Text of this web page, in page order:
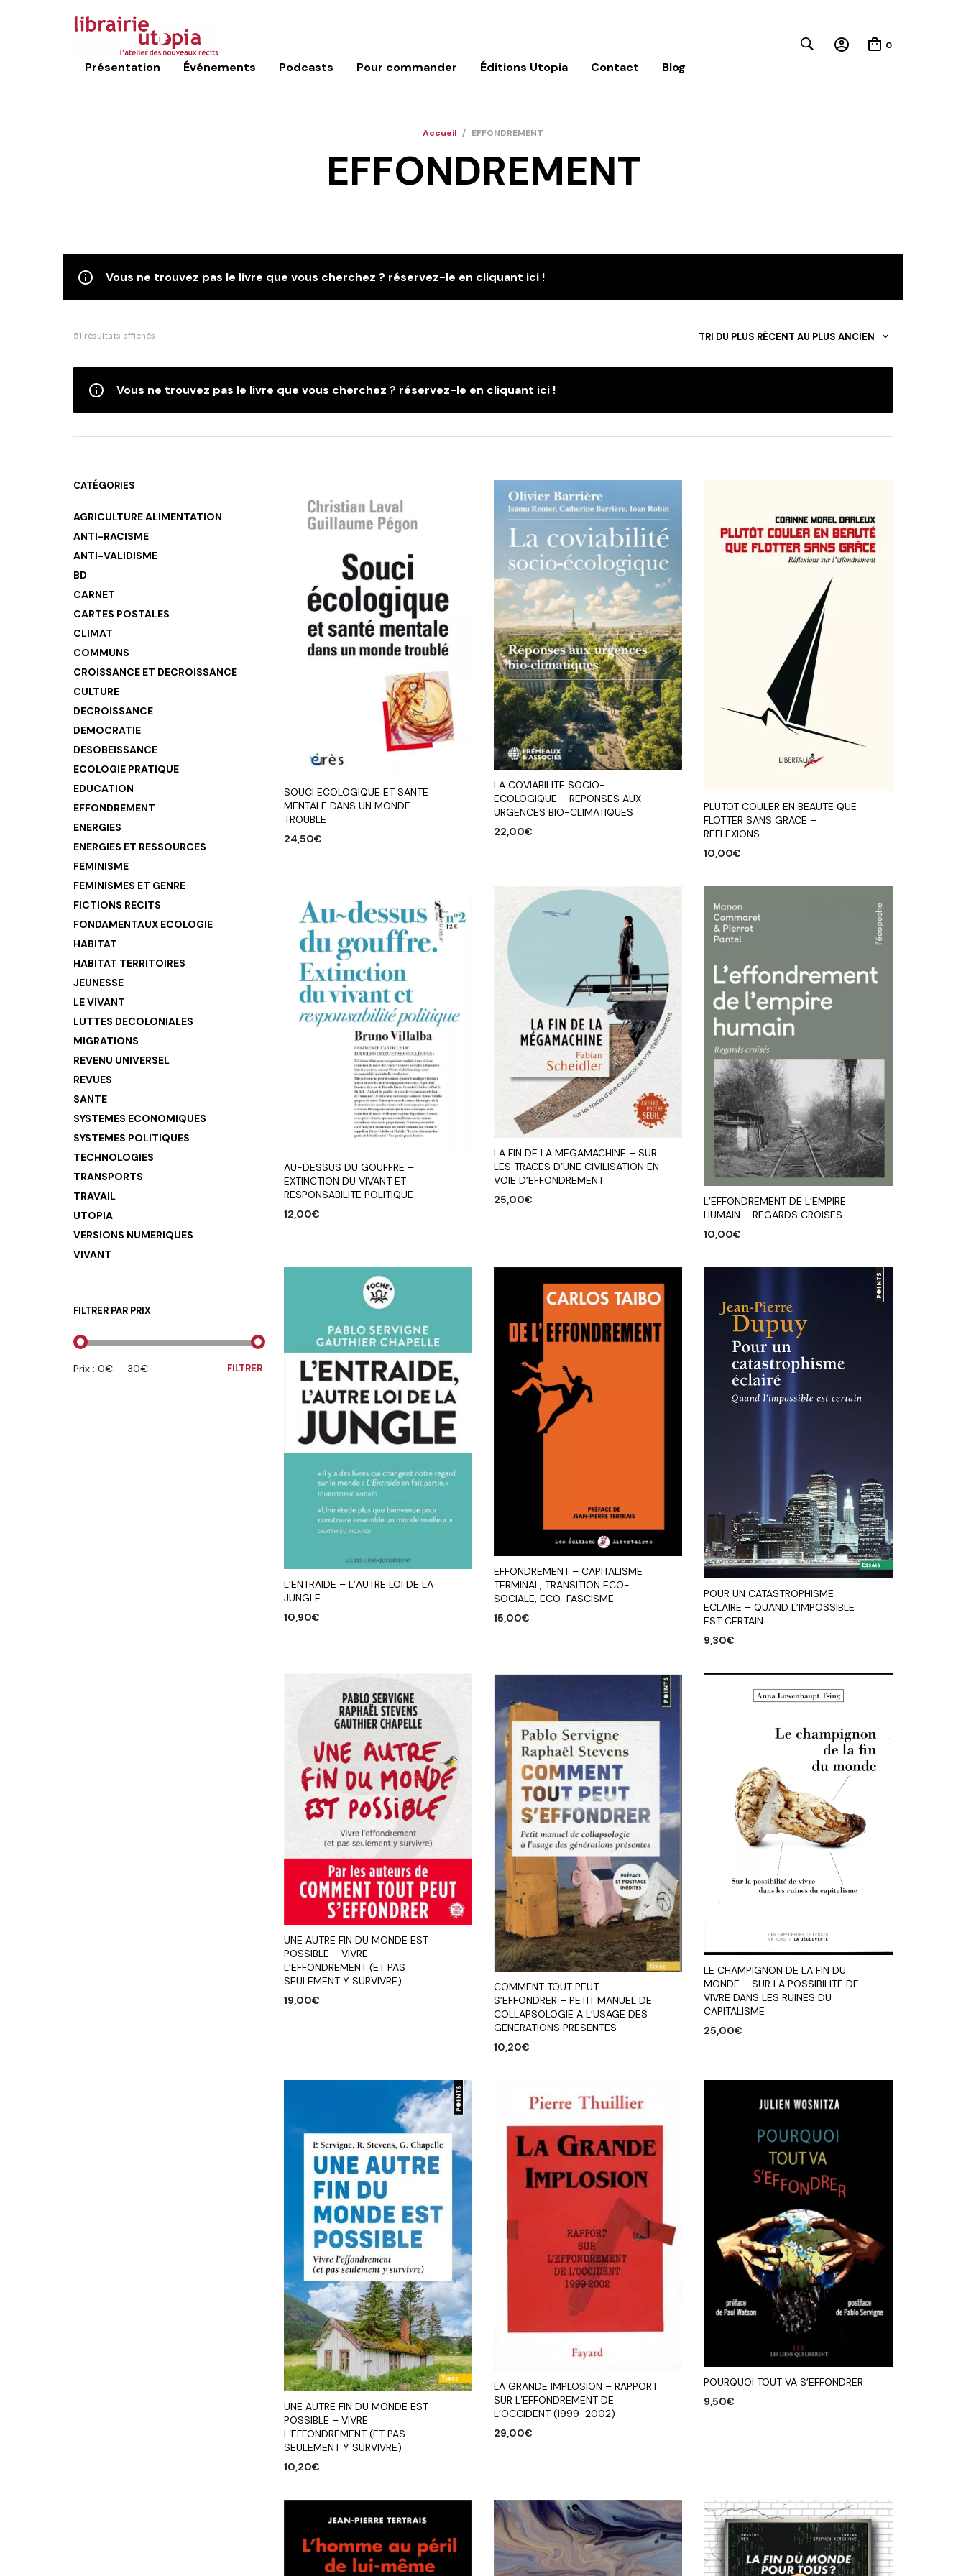
Présentation Événements Podcasts Pour commander Éditions Utopia Contact Blog
0
Accueil / EFFONDREMENT
EFFONDREMENT
Vous ne trouvez pas le livre que vous cherchez ? réservez-le en cliquant ici !
51 résultats affichés
au
ancien
TRI DU PLUS RÉCENT AU PLUS ANCIEN
Vous ne trouvez pas le livre que vous cherchez ? réservez-le en cliquant ici !
CATÉGORIES
AGRICULTURE ALIMENTATION
ANTI-RACISME
ANTI-VALIDISME
BD
CARNET
CARTES POSTALES
CLIMAT
COMMUNS
CROISSANCE ET DECROISSANCE
CULTURE
DECROISSANCE
DEMOCRATIE
DESOBEISSANCE
ECOLOGIE PRATIQUE
EDUCATION
EFFONDREMENT
ENERGIES
ENERGIES ET RESSOURCES
FEMINISME
FEMINISMES ET GENRE
FICTIONS RECITS
FONDAMENTAUX ECOLOGIE
HABITAT
HABITAT TERRITOIRES
JEUNESSE
LE VIVANT
LUTTES DECOLONIALES
MIGRATIONS
REVENU UNIVERSEL
REVUES
SANTE
SYSTEMES ECONOMIQUES
SYSTEMES POLITIQUES
TECHNOLOGIES
TRANSPORTS
TRAVAIL
UTOPIA
VERSIONS NUMERIQUES
VIVANT
FILTRER PAR PRIX
PRIX
PRIX
FILTRER
Prix : 0€ — 30€
SOUCI ECOLOGIQUE ET SANTE
MENTALE DANS UN MONDE
TROUBLE
24,50€
LA COVIABILITE SOCIO-
ECOLOGIQUE – REPONSES AUX
URGENCES BIO-CLIMATIQUES
22,00€
PLUTOT COULER EN BEAUTE QUE
FLOTTER SANS GRACE –
REFLEXIONS
10,00€
AU-DESSUS DU GOUFFRE –
EXTINCTION DU VIVANT ET
RESPONSABILITE POLITIQUE
12,00€
LA FIN DE LA MEGAMACHINE – SUR
LES TRACES D’UNE CIVILISATION EN
VOIE D’EFFONDREMENT
25,00€
L’EFFONDREMENT DE L’EMPIRE
HUMAIN – REGARDS CROISES
10,00€
L’ENTRAIDE – L’AUTRE LOI DE LA
JUNGLE
10,90€
EFFONDREMENT – CAPITALISME
TERMINAL, TRANSITION ECO-
SOCIALE, ECO-FASCISME
15,00€
POUR UN CATASTROPHISME
ECLAIRE – QUAND L’IMPOSSIBLE
EST CERTAIN
9,30€
UNE AUTRE FIN DU MONDE EST
POSSIBLE – VIVRE
L’EFFONDREMENT (ET PAS
SEULEMENT Y SURVIVRE)
19,00€
COMMENT TOUT PEUT
S’EFFONDRER – PETIT MANUEL DE
COLLAPSOLOGIE A L’USAGE DES
GENERATIONS PRESENTES
10,20€
LE CHAMPIGNON DE LA FIN DU
MONDE – SUR LA POSSIBILITE DE
VIVRE DANS LES RUINES DU
CAPITALISME
25,00€
UNE AUTRE FIN DU MONDE EST
POSSIBLE – VIVRE
L’EFFONDREMENT (ET PAS
SEULEMENT Y SURVIVRE)
10,20€
LA GRANDE IMPLOSION – RAPPORT
SUR L’EFFONDREMENT DE
L’OCCIDENT (1999-2002)
29,00€
POURQUOI TOUT VA S’EFFONDRER
9,50€